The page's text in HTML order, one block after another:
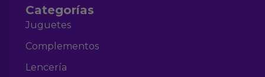
Categorías
Juguetes
Complementos
Lencería